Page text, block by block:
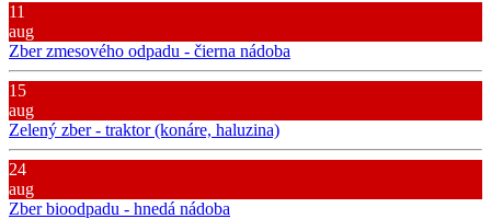
11
aug
Zber zmesového odpadu - čierna nádoba
15
aug
Zelený zber - traktor (konáre, haluzina)
24
aug
Zber bioodpadu - hnedá nádoba